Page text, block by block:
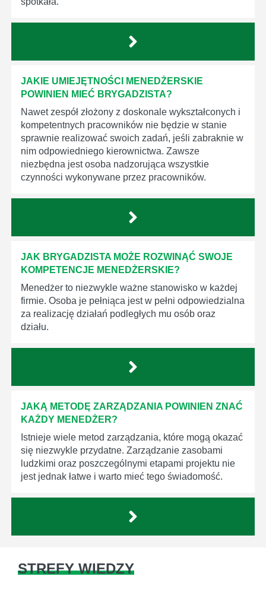
JAKIE UMIEJĘTNOŚCI MENEDŻERSKIE
POWINIEN MIEĆ BRYGADZISTA?
Nawet zespół złożony z doskonale wykształconych i
kompetentnych pracowników nie będzie w stanie
sprawnie realizować swoich zadań, jeśli zabraknie w
nim odpowiedniego kierownictwa. Zawsze
niezbędna jest osoba nadzorująca wszystkie
czynności wykonywane przez pracowników.
JAK BRYGADZISTA MOŻE ROZWINĄĆ SWOJE
KOMPETENCJE MENEDŻERSKIE?
Menedżer to niezwykle ważne stanowisko w każdej
firmie. Osoba je pełniąca jest w pełni odpowiedzialna
za realizację działań podległych mu osób oraz
działu.
JAKĄ METODĘ ZARZĄDZANIA POWINIEN ZNAĆ
KAŻDY MENEDŻER?
Istnieje wiele metod zarządzania, które mogą okazać
się niezwykle przydatne. Zarządzanie zasobami
ludzkimi oraz poszczególnymi etapami projektu nie
jest jednak łatwe i warto mieć tego świadomość.
STREFY WIEDZY